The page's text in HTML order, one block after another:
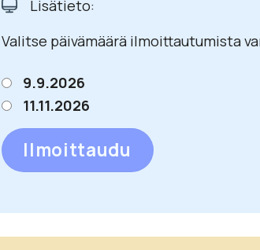
Lisätieto:
Valitse päivämäärä ilmoittautumista
9.9.2026
11.11.2026
Ilmoittaudu